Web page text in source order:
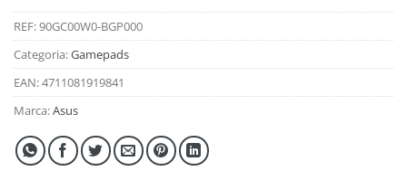
REF:90GC00W0-BGP000
Categoria:Gamepads
EAN:4711081919841
Marca:Asus